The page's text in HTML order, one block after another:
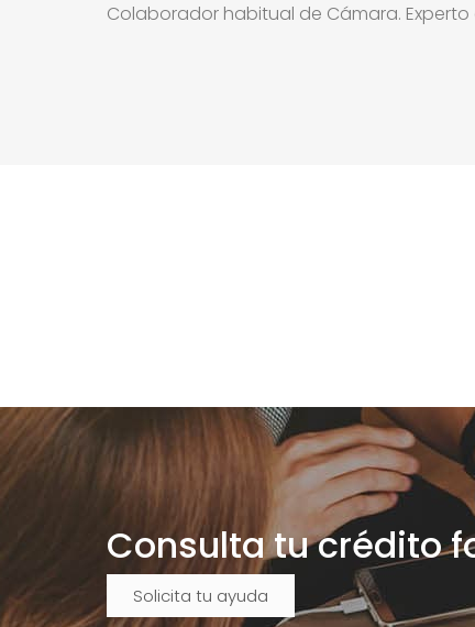
Colaborador habitual de Cámara.
Consulta tu crédito
Solicita tu ayuda